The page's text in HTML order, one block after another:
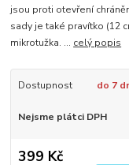
jsou proti otevření
sady je také pravítko (12
mikrotužka. ... celý popis
Dostupnost do 7
Nejsme plátci DPH
399 Kč